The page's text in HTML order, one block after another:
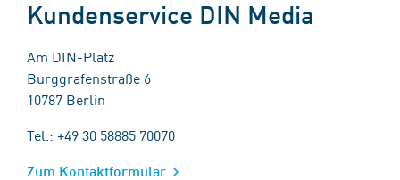
Kundenservice DIN Media
Am DIN-Platz
Burggrafenstraße 6
10787 Berlin
Tel.: +49 30 58885 70070
Zum Kontaktformular